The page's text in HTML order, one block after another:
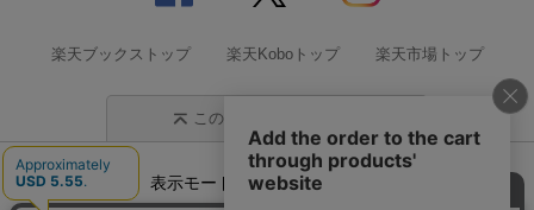
楽天ブックストップ 楽天Koboトップ 楽天市場トップ
このページの先頭に戻る
表示モード モバイル